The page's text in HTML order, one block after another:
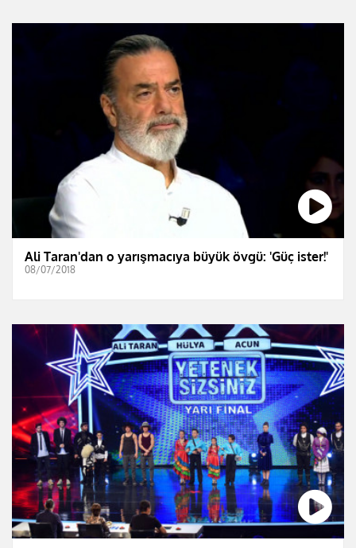
Ali Taran'dan o yarışmacıya büyük övgü: 'Güç ister!'
08/07/2018